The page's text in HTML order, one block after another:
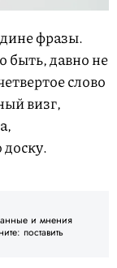
фразы.
быть, давно не
слово
визг,
и мнения
поставить